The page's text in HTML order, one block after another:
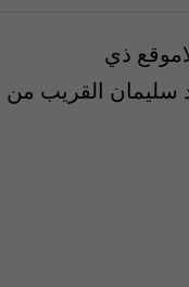
ذي
سليمان القريب من